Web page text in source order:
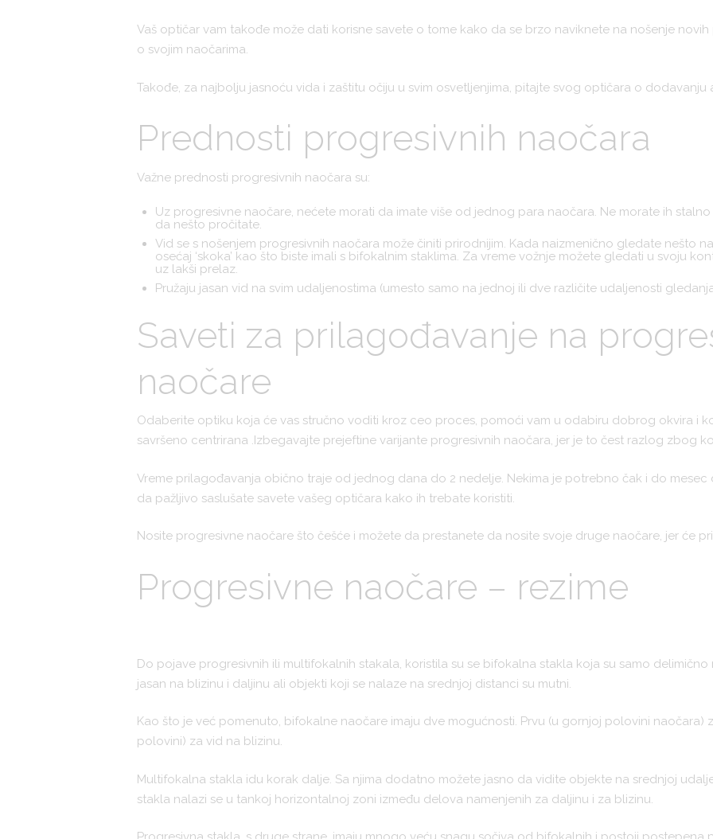
Vaš optičar vam takođe može dati korisne savete o tome kako da se brzo naviknete na nošenje
o svojim naočarima.
Takođe, za najbolju jasnoću vida i zaštitu očiju u svim osvetljenjima, pitajte svog optičara o dodavanju
Prednosti progresivnih naočara
Važne prednosti progresivnih naočara su:
Uz progresivne naočare, nećete morati da imate više od jednog para naočara. Ne morate ih
da nešto pročitate.
Vid se s nošenjem progresivnih naočara može činiti prirodnijim. Kada naizmenično gledate nešto
osećaj ‘skoka’ kao što biste imali s bifokalnim staklima. Za vreme vožnje možete gledati u svoju
uz lakši prelaz.
Pružaju jasan vid na svim udaljenostima (umesto samo na jednoj ili dve različite udaljenosti
Saveti za prilagođavanje na
naočare
Odaberite optiku koja će vas stručno voditi kroz ceo proces, pomoći vam u odabiru dobrog okvira i
savršeno centrirana .Izbegavajte prejeftine varijante progresivnih naočara, jer je to čest razlog zbog
Vreme prilagođavanja obično traje od jednog dana do 2 nedelje. Nekima je potrebno čak i do mesec
da pažljivo saslušate savete vašeg optičara kako ih trebate koristiti.
Nosite progresivne naočare što češće i možete da prestanete da nosite svoje druge naočare, jer će
Progresivne naočare – rezime
Do pojave progresivnih ili multifokalnih stakala, koristila su se bifokalna stakla koja su samo
jasan na blizinu i daljinu ali objekti koji se nalaze na srednjoj distanci su mutni.
Kao što je već pomenuto, bifokalne naočare imaju dve mogućnosti. Prvu (u gornjoj polovini naočara)
polovini) za vid na blizinu.
Multifokalna stakla idu korak dalje. Sa njima dodatno možete jasno da vidite objekte na srednjoj
stakla nalazi se u tankoj horizontalnoj zoni između delova namenjenih za daljinu i za blizinu.